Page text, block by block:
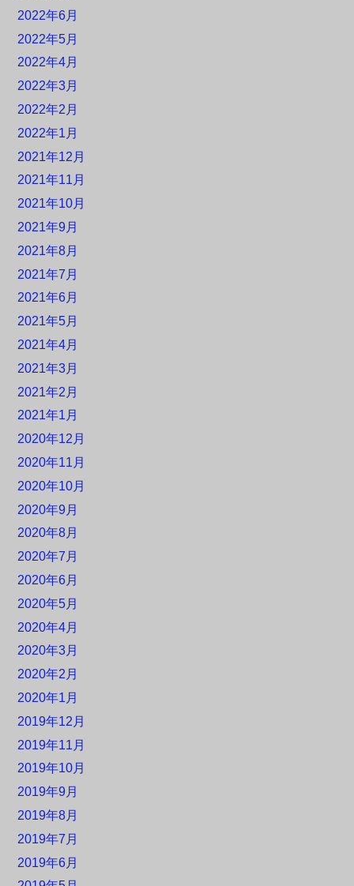
2022年6月
2022年5月
2022年4月
2022年3月
2022年2月
2022年1月
2021年12月
2021年11月
2021年10月
2021年9月
2021年8月
2021年7月
2021年6月
2021年5月
2021年4月
2021年3月
2021年2月
2021年1月
2020年12月
2020年11月
2020年10月
2020年9月
2020年8月
2020年7月
2020年6月
2020年5月
2020年4月
2020年3月
2020年2月
2020年1月
2019年12月
2019年11月
2019年10月
2019年9月
2019年8月
2019年7月
2019年6月